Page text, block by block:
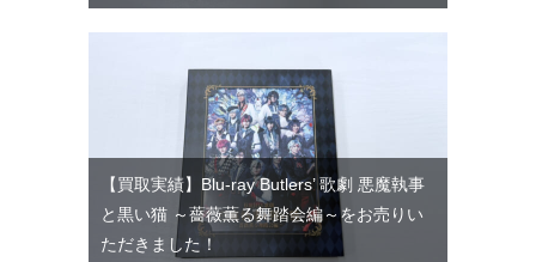
【買取実績】Blu-ray Butlers’ 歌劇 悪魔執事
と黒い猫 ～薔薇薫る舞踏会編～をお売りい
ただきました！